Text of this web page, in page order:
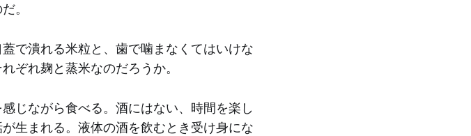
。
で潰れる米粒と、歯で噛まなくてはいけな
ぞれ麹と蒸米なのだろうか。
じながら食べる。酒にはない、時間を楽し
生まれる。液体の酒を飲むとき受け身にな